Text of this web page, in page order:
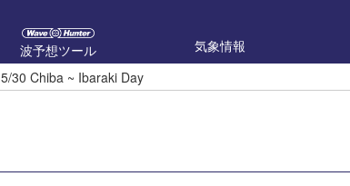
波予想ツール 気象情報
5/30 Chiba ~ Ibaraki Day